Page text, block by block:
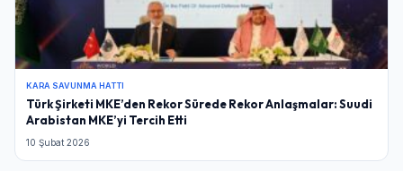
KARA SAVUNMA HATTI
Türk Şirketi MKE’den Rekor Sürede Rekor Anlaşmalar: Suudi
Arabistan MKE’yi Tercih Etti
10 Şubat 2026